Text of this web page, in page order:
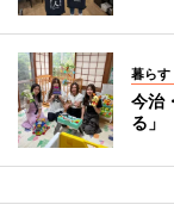
暮らす
今治
る」